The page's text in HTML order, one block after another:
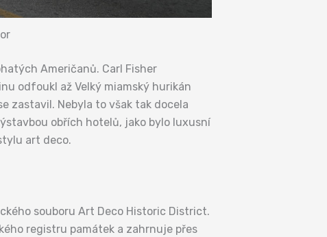
Američanů. Carl Fisher
odfoukl až Velký miamský hurikán
zastavil. Nebyla to však tak docela
obřích hotelů, jako bylo luxusní
art deco.
souboru Art Deco Historic District.
registru památek a zahrnuje přes